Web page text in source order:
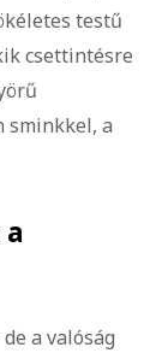
testű
csettintésre
sminkkel, a
a valóság